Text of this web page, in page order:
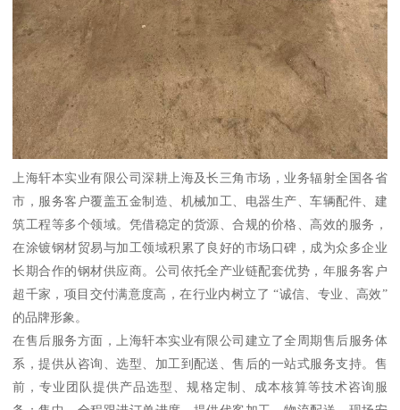
上海轩本实业有限公司深耕上海及长三角市场，业务辐射全国各省
市，服务客户覆盖五金制造、机械加工、电器生产、车辆配件、建
筑工程等多个领域。凭借稳定的货源、合规的价格、高效的服务，
在涂镀钢材贸易与加工领域积累了良好的市场口碑，成为众多企业
长期合作的钢材供应商。公司依托全产业链配套优势，年服务客户
超千家，项目交付满意度高，在行业内树立了 “诚信、专业、高效”
的品牌形象。
在售后服务方面，上海轩本实业有限公司建立了全周期售后服务体
系，提供从咨询、选型、加工到配送、售后的一站式服务支持。售
前，专业团队提供产品选型、规格定制、成本核算等技术咨询服